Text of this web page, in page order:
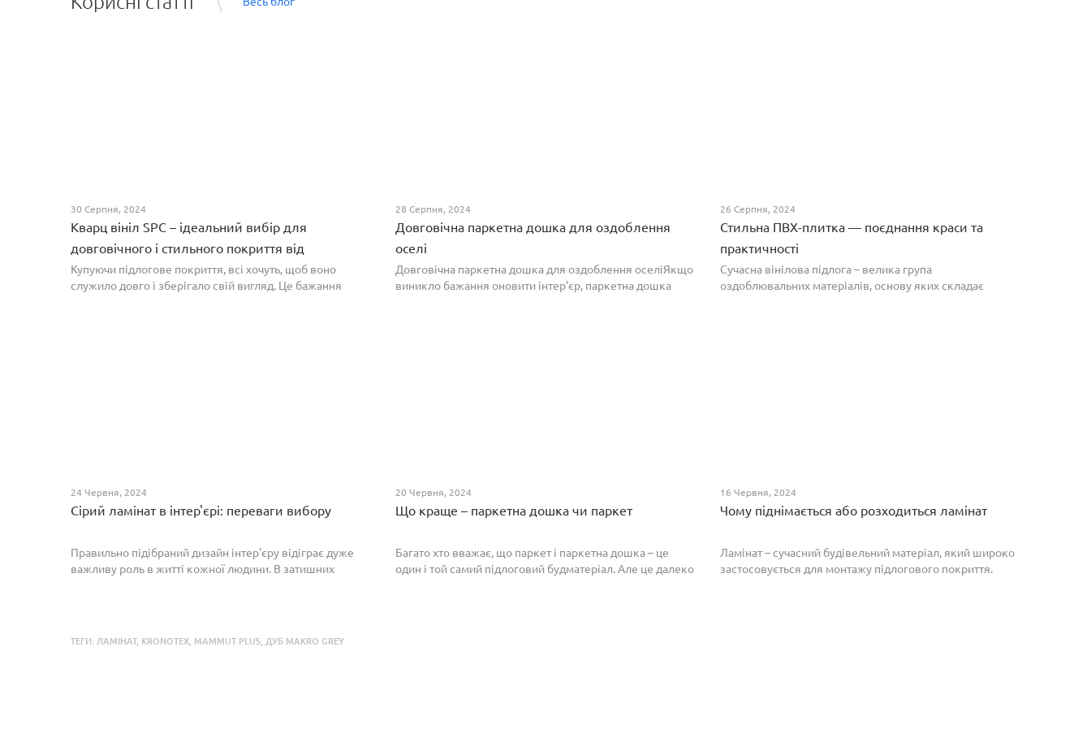
30 Серпня, 2024
Кварц вініл SPC – ідеальний вибір для
довговічного і стильного покриття від
PROFLOOR
Купуючи підлогове покриття, всі хочуть, щоб воно
служило довго і зберігало свій вигляд. Це бажання
28 Серпня, 2024
Довговічна паркетна дошка для оздоблення
оселі
Довговічна паркетна дошка для оздоблення оселіЯкщо
виникло бажання оновити інтер’єр, паркетна дошка
26 Серпня, 2024
Стильна ПВХ-плитка — поєднання краси та
практичності
Сучасна вінілова підлога – велика група
оздоблювальних матеріалів, основу яких складає
24 Червня, 2024
Сірий ламінат в інтер'єрі: переваги вибору
Правильно підібраний дизайн інтер'єру відіграє дуже
важливу роль в житті кожної людини. В затишних
20 Червня, 2024
Що краще – паркетна дошка чи паркет
Багато хто вважає, що паркет і паркетна дошка – це
один і той самий підлоговий будматеріал. Але це далеко
16 Червня, 2024
Чому піднімається або розходиться ламінат
Ламінат – сучасний будівельний матеріал, який широко
застосовується для монтажу підлогового покриття.
ТЕГИ: ЛАМІНАТ, KRONOTEX MAMMUT PLUS ДУБ MAKRO GREY